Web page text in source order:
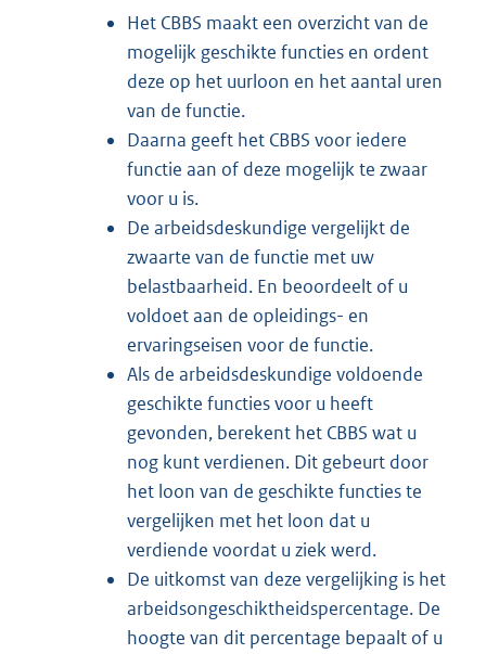
Het CBBS maakt een overzicht van de
mogelijk geschikte functies en ordent
deze op het uurloon en het aantal uren
van de functie.
Daarna geeft het CBBS voor iedere
functie aan of deze mogelijk te zwaar
voor u is.
De arbeidsdeskundige vergelijkt de
zwaarte van de functie met uw
belastbaarheid. En beoordeelt of u
voldoet aan de opleidings- en
ervaringseisen voor de functie.
Als de arbeidsdeskundige voldoende
geschikte functies voor u heeft
gevonden, berekent het CBBS wat u
nog kunt verdienen. Dit gebeurt door
het loon van de geschikte functies te
vergelijken met het loon dat u
verdiende voordat u ziek werd.
De uitkomst van deze vergelijking is het
arbeidsongeschiktheidspercentage. De
hoogte van dit percentage bepaalt of u